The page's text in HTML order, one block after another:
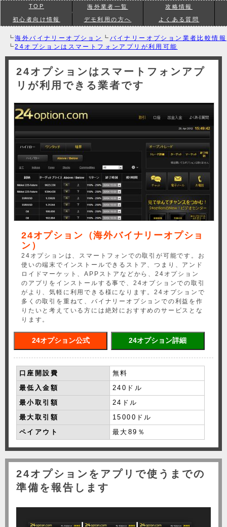
TOP 海外業者一覧 攻略情報
初心者向け情報 デモ利用の方へ よくある質問
┗海外バイナリーオプション ┗ バイナリーオプション業者比較情報
┗24オプションはスマートフォンアプリが利用可能
24オプションはスマートフォンアプ
リが利用できる業者です
24オプション（海外バイナリーオプショ
ン）
24オプションは、スマートフォンでの取引が可能です。お
使いの端末でインストールできるストア、つまり、アンド
ロイドマーケット、APPストアなどから、24オプション
のアプリをインストールする事で、24オプションでの取引
がより、気軽に利用できる様になります。24オプションで
多くの取引を重ねて、バイナリーオプションでの利益を作
りたいと考えている方には絶対におすすめのサービスとな
ります。
24オプション公式 24オプション詳細
口座開設費
無料
最低入金額
240ドル
最小取引額
24ドル
最大取引額
15000ドル
ペイアウト
最大89％
24オプションをアプリで使うまでの
準備を報告します